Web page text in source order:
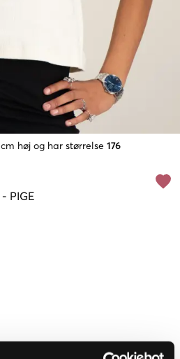
cm høj og har størrelse 176
- PIGE